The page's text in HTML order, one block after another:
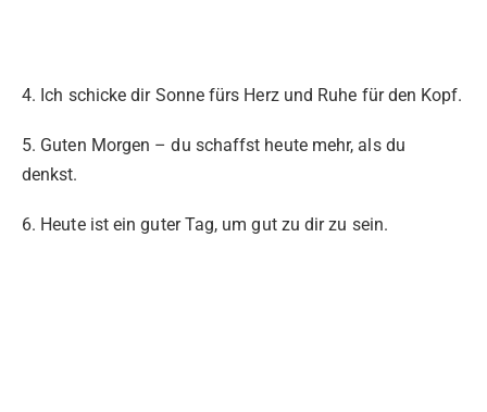
4. Ich schicke dir Sonne fürs Herz und Ruhe für den Kopf.
5. Guten Morgen – du schaffst heute mehr, als du
denkst.
6. Heute ist ein guter Tag, um gut zu dir zu sein.